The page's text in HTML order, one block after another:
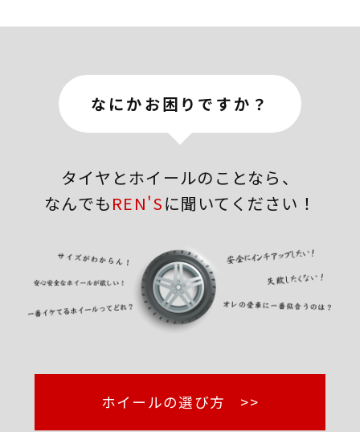
なにかお困りですか？
タイヤとホイールのことなら、
なんでもREN'Sに聞いてください！
ホイールの選び方 >>